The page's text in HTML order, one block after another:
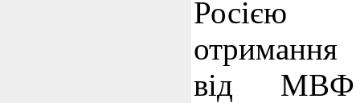
Росією
отримання
від МВФ